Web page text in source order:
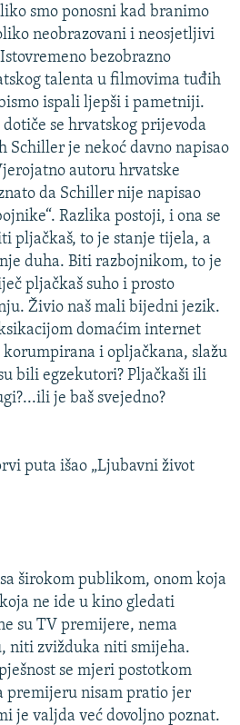
smo ponosni kad branimo
neobrazovani i neosjetljivi
bezobrazno
talenta u filmovima tuđih
ispali ljepši i pametniji.
se hrvatskog prijevoda
Schiller je nekoć davno napisao
autoru hrvatske
da Schiller nije napisao
Razlika postoji, i ona se
pljačkaš, to je stanje tijela, a
duha. Biti razbojnikom, to je
pljačkaš suho i prosto
Živio naš mali bijedni jezik.
domaćim internet
i opljačkana, slažu
bili egzekutori? Pljačkaši ili
je baš svejedno?
puta išao „Ljubavni život
širokom publikom, onom koja
ne ide u kino gledati
su TV premijere, nema
niti zvižduka niti smijeha.
se mjeri postotkom
premijeru nisam pratio jer
je valjda već dovoljno poznat.